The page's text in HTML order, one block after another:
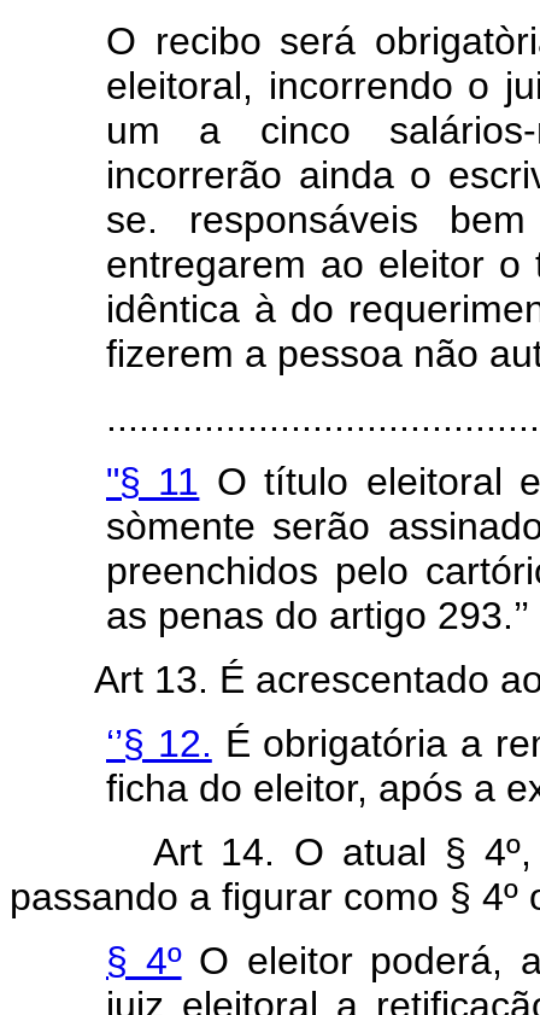
O recibo será
eleitoral, incorrendo o
um a cinco
incorrerão ainda o
se. responsáveis
entregarem ao eleitor
idêntica à do
fizerem a pessoa não
"§ 11 O título eleitoral
sòmente serão
preenchidos pelo
as penas do artigo 293.’’
Art 13. É acrescentado
‘’§ 12. É obrigatória a
ficha do eleitor, após a
Art 14. O atual §
passando a figurar como § 4º
§ 4ºO eleitor poderá,
juiz eleitoral a